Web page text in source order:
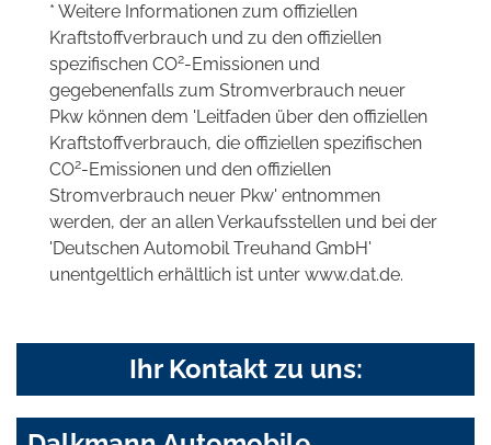
* Weitere Informationen zum offiziellen
Kraftstoffverbrauch und zu den offiziellen
spezifischen CO2-Emissionen und
gegebenenfalls zum Stromverbrauch neuer
Pkw können dem 'Leitfaden über den offiziellen
Kraftstoffverbrauch, die offiziellen spezifischen
CO2-Emissionen und den offiziellen
Stromverbrauch neuer Pkw' entnommen
werden, der an allen Verkaufsstellen und bei der
'Deutschen Automobil Treuhand GmbH'
unentgeltlich erhältlich ist unter www.dat.de.
Ihr Kontakt zu uns: